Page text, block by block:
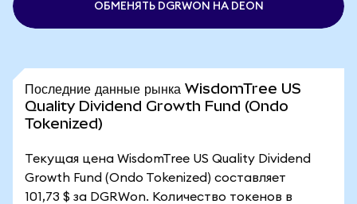
ОБМЕНЯТЬ DGRWON НА DEON
Последние данные рынка WisdomTree US
Quality Dividend Growth Fund (Ondo
Tokenized)
Текущая цена WisdomTree US Quality Dividend
Growth Fund (Ondo Tokenized) составляет
101,73 $ за DGRWon. Количество токенов в